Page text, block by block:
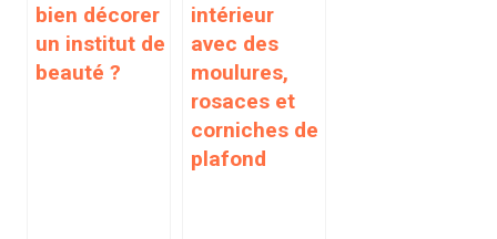
bien décorer
un institut de
beauté ?
intérieur
avec des
moulures,
rosaces et
corniches de
plafond